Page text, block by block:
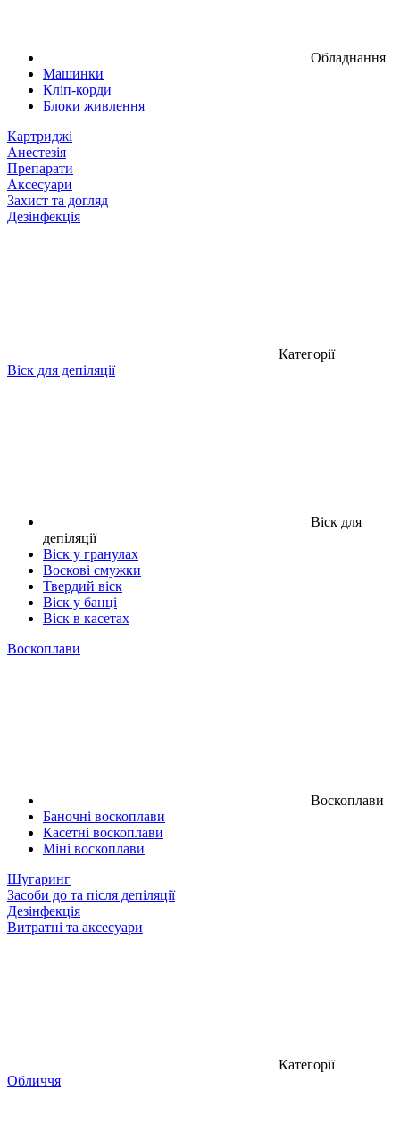
Обладнання
Машинки
Кліп-корди
Блоки живлення
Картриджі
Анестезія
Препарати
Аксесуари
Захист та догляд
Дезінфекція
Категорії
Віск для депіляції
Віск для
депіляції
Віск у гранулах
Воскові смужки
Твердий віск
Віск у банці
Віск в касетах
Воскоплави
Воскоплави
Баночні воскоплави
Касетні воскоплави
Міні воскоплави
Шугаринг
Засоби до та після депіляції
Дезінфекція
Витратні та аксесуари
Категорії
Обличчя